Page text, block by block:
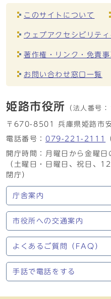
このサイトについて
ウェブアクセシビリテ
著作権・リンク・免責事
お問い合わせ窓口一覧
姫路市役所 （法人番号：
〒670-8501 兵庫県姫路市
電話番号： 079-221-2111
開庁時間：月曜日から金曜
（土曜日・日曜日、祝日、
閉庁）
庁舎案内
市役所への交通案内
よくあるご質問（FAQ）
手話で電話をする